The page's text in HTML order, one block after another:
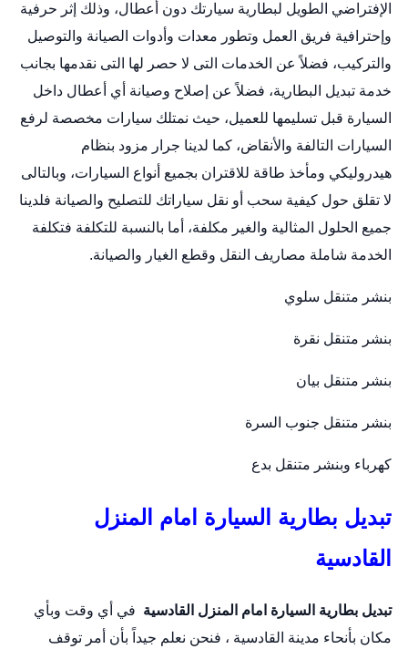
الإفتراضي الطويل لبطارية سيارتك دون أعطال، وذلك إثر حرفية
وإحترافية فريق العمل وتطور معدات وأدوات الصيانة والتوصيل
والتركيب، فضلاً عن الخدمات التى لا حصر لها التى نقدمها بجانب
خدمة تبديل البطارية، فضلاً عن إصلاح وصيانة أي أعطال داخل
السيارة قبل تسليمها للعميل، حيث نمتلك سيارات مخصصة لرفع
السيارات التالفة والأنقاض، كما لدينا جرار مزود بنظام
هيدروليكي ومأخذ طاقة للاقتران بجميع أنواع السيارات، وبالتالى
لا تقلق حول كيفية سحب أو نقل سياراتك للتصليح والصيانة فلدينا
جميع الحلول المثالية والغير مكلفة، أما بالنسبة للتكلفة فتكلفة
الخدمة شاملة مصاريف النقل وقطع الغيار والصيانة.
بنشر متنقل سلوي
بنشر متنقل نقرة
بنشر متنقل بيان
بنشر متنقل جنوب السرة
كهرباء وبنشر متنقل بدع
تبديل بطارية السيارة امام المنزل
القادسية
تبديل بطارية السيارة امام المنزل القادسية في أي وقت وبأي
مكان بأنحاء مدينة القادسية ، فنحن نعلم جيداً بأن أمر توقف